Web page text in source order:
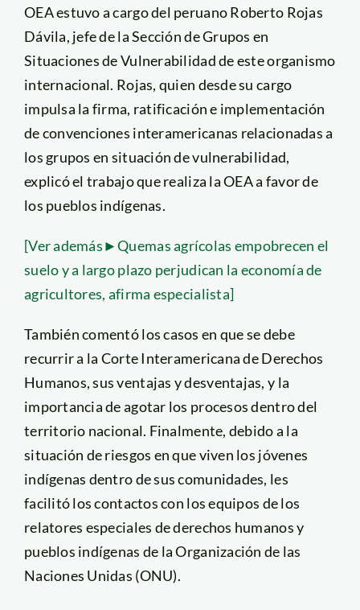
OEA estuvo a cargo del peruano Roberto Rojas
Dávila, jefe de la Sección de Grupos en
Situaciones de Vulnerabilidad de este organismo
internacional. Rojas, quien desde su cargo
impulsa la firma, ratificación e implementación
de convenciones interamericanas relacionadas a
los grupos en situación de vulnerabilidad,
explicó el trabajo que realiza la OEA a favor de
los pueblos indígenas.
[Ver además►Quemas agrícolas empobrecen el
suelo y a largo plazo perjudican la economía de
agricultores, afirma especialista]
También comentó los casos en que se debe
recurrir a la Corte Interamericana de Derechos
Humanos, sus ventajas y desventajas, y la
importancia de agotar los procesos dentro del
territorio nacional. Finalmente, debido a la
situación de riesgos en que viven los jóvenes
indígenas dentro de sus comunidades, les
facilitó los contactos con los equipos de los
relatores especiales de derechos humanos y
pueblos indígenas de la Organización de las
Naciones Unidas (ONU).